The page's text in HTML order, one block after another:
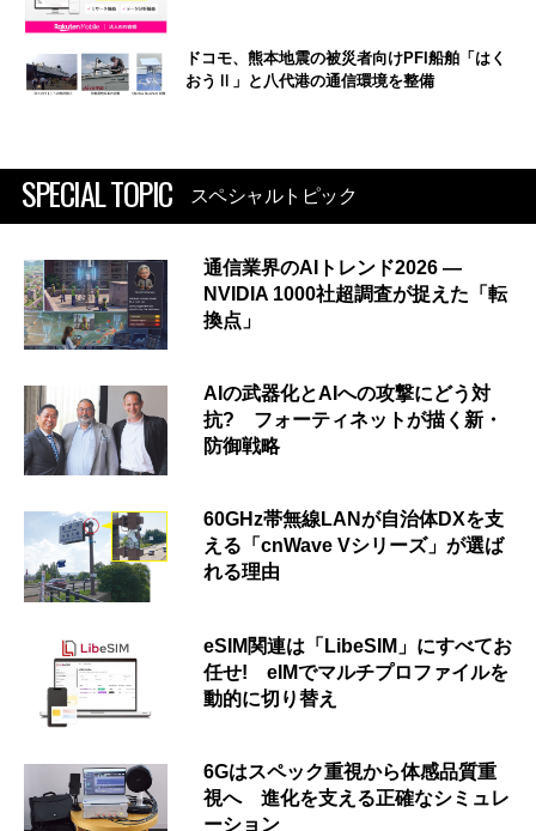
ドコモ、熊本地震の被災者向けPFI船舶「はく
おうⅡ」と八代港の通信環境を整備
SPECIAL TOPIC スペシャルトピック
通信業界のAIトレンド2026 ―
NVIDIA 1000社超調査が捉えた「転
換点」
AIの武器化とAIへの攻撃にどう対
抗? フォーティネットが描く新・
防御戦略
60GHz帯無線LANが自治体DXを支
える「cnWave Vシリーズ」が選ば
れる理由
eSIM関連は「LibeSIM」にすべてお
任せ! eIMでマルチプロファイルを
動的に切り替え
6Gはスペック重視から体感品質重
視へ 進化を支える正確なシミュレ
ーション